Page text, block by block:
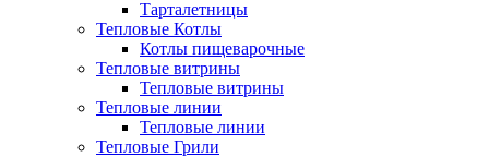
Тарталетницы
Тепловые Котлы
Котлы пищеварочные
Тепловые витрины
Тепловые витрины
Тепловые линии
Тепловые линии
Тепловые Грили